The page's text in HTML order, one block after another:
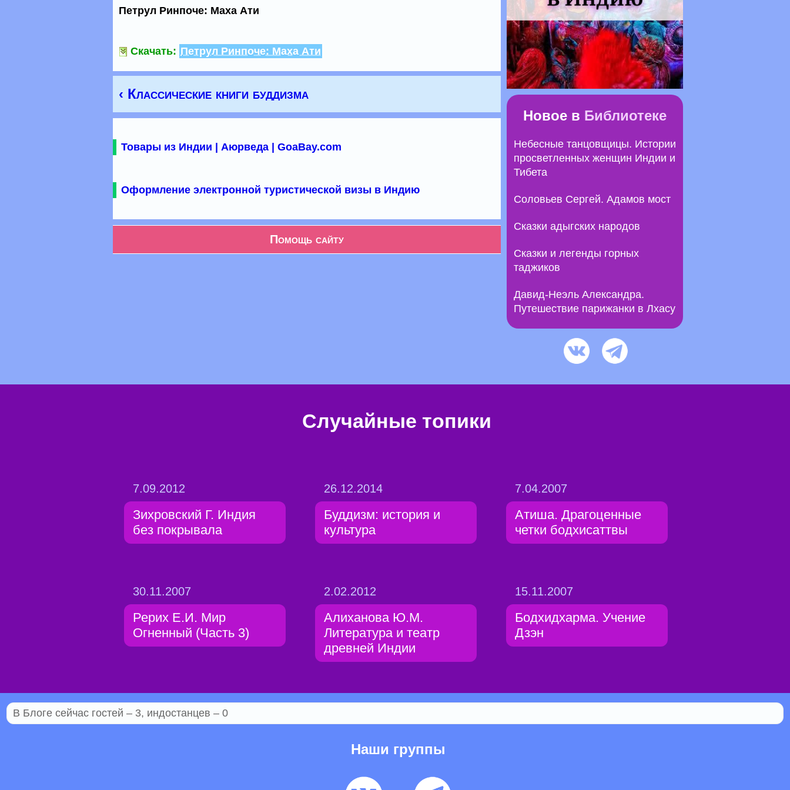
Петрул Ринпоче: Маха Ати
Скачать: Петрул Ринпоче: Маха Ати
‹ Классические книги буддизма
Товары из Индии | Аюрведа | GoaBay.com
Оформление электронной туристической визы в Индию
Помощь сайту
Новое в Библиотеке
Небесные танцовщицы. Истории
просветленных женщин Индии и
Тибета
Соловьев Сергей. Адамов мост
Сказки адыгских народов
Сказки и легенды горных
таджиков
Давид-Неэль Александра.
Путешествие парижанки в Лхасу
Случайные топики
7.09.2012
Зихровский Г. Индия
без покрывала
26.12.2014
Буддизм: история и
культура
7.04.2007
Атиша. Драгоценные
четки бодхисаттвы
30.11.2007
Рерих Е.И. Мир
Огненный (Часть 3)
2.02.2012
Алиханова Ю.М.
Литература и театр
древней Индии
15.11.2007
Бодхидхарма. Учение
Дзэн
В Блоге сейчас гостей – 3, индостанцев – 0
Наши группы